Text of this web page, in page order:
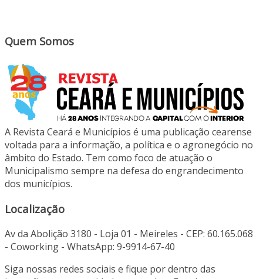
Quem Somos
A Revista Ceará e Municípios é uma publicação cearense
voltada para a informação, a política e o agronegócio no
âmbito do Estado. Tem como foco de atuação o
Municipalismo sempre na defesa do engrandecimento
dos municípios.
Localização
Av da Abolição 3180 - Loja 01 - Meireles - CEP: 60.165.068
- Coworking - WhatsApp: 9-9914-67-40
Siga nossas redes sociais e fique por dentro das